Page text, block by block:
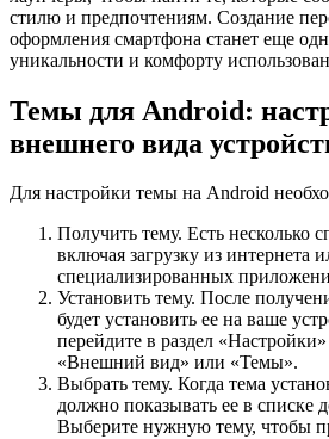
стилю и предпочтениям. Создание
оформления смартфона станет еще
уникальности и комфорту
Темы для Android:
внешнего вида
Для настройки темы на Android
Получить тему. Есть несколько
включая загрузку из интернета
специализированных
Установить тему. После
будет установить ее на ваше
перейдите в раздел
«Внешний вид» или «Темы».
Выбрать тему. Когда тема
должно показывать ее в списке
Выберите нужную тему, чтобы